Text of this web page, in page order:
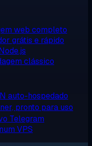
web completo
grátis e rápido
clássico
auto-hospedado
pronto para uso
Telegram
VPS